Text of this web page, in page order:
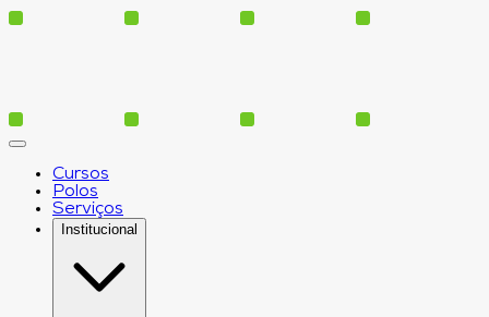
Cursos
Polos
Serviços
Institucional